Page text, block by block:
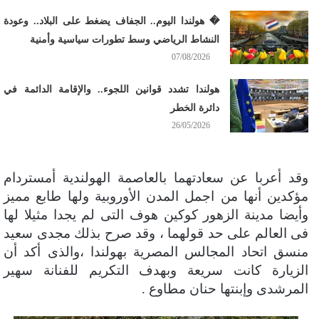
� هولندا اليوم.. الجفاف يضغط على البلاد.. وعودة
النشاط الرياضي وسط تطورات سياسية وأمنية
07/08/2026
هولندا تشدد قوانين اللجوء.. والإقامة الدائمة في
دائرة الخطر
26/05/2026
وقد أعربا عن سعادتهما بالعاصمة الهولندية أمستردام
مؤكدين أنها من اجمل المدن الأوروبية ولها طابع مميز
وأيضا مدينة الزهور كوكين هوف التى لم يجدا مثيلا لها
فى العالم على حد قولهما ، وقد صرح بذلك مجدى سعيد
منسق اتحاد المجالس المصرية بهولندا ،والذى أكد أن
الزيارة كانت سريعة وبهدف التكريم للفنانة سهير
المرشدى وإبنتها حنان مطاوع .